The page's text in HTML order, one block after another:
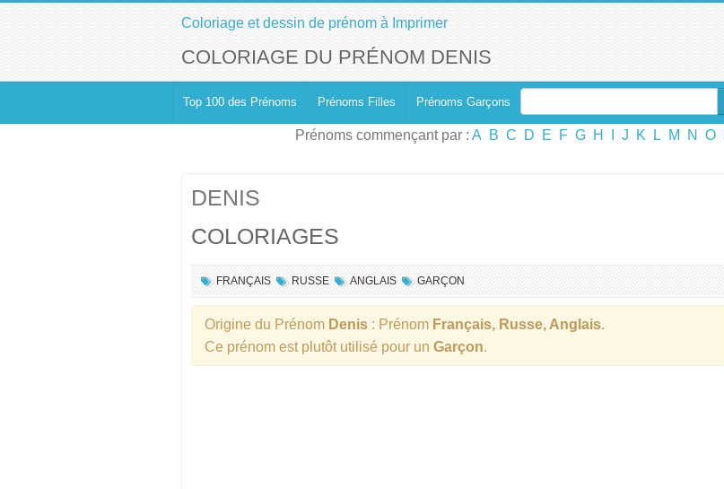
Coloriage et dessin de prénom à Imprimer
COLORIAGE DU PRÉNOM DENIS
Top 100 des Prénoms Prénoms Filles Prénoms Garçons
Prénoms commençant par : A B C D E F G H J K L M N O
DENIS
COLORIAGES
FRANÇAIS RUSSE ANGLAIS GARÇON
Origine du Prénom Denis : Prénom Français, Russe, Anglais.
Ce prénom est plutôt utilisé pour un Garçon.